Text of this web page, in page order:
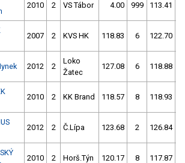
2010 2 VS Tábor 4.00 999 113.41
2007 2 KVS HK 118.83 6 122.70
2012 2
Loko
Žatec
127.08 6 118.88
2010 2 KK Brand 118.57 8 118.93
2012 2 Č.Lípa 123.68 2 126.84
2010 2 Horš.Týn 120.17 8 117.87